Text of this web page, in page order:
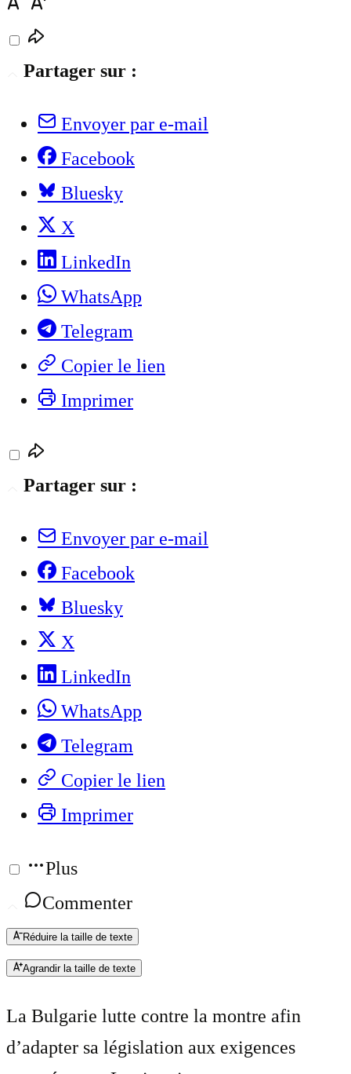
Partager sur :
Envoyer par e-mail
Facebook
Bluesky
X
LinkedIn
WhatsApp
Telegram
Copier le lien
Imprimer
Partager sur :
Envoyer par e-mail
Facebook
Bluesky
X
LinkedIn
WhatsApp
Telegram
Copier le lien
Imprimer
Plus
Commenter
Réduire la taille de texte
Agrandir la taille de texte
La Bulgarie lutte contre la montre afin
d’adapter sa législation aux exigences